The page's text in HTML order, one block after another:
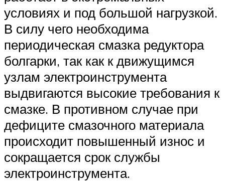
условиях и под большой нагрузкой.
В силу чего необходима
периодическая смазка редуктора
болгарки, так как к движущимся
узлам электроинструмента
выдвигаются высокие требования к
смазке. В противном случае при
дефиците смазочного материала
происходит повышенный износ и
сокращается срок службы
электроинструмента.